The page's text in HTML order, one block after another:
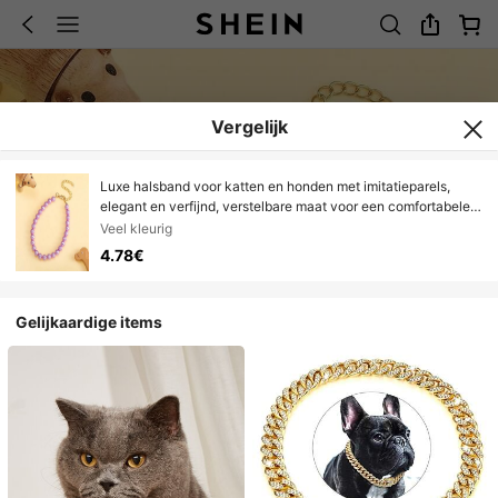
Vergelijk
Luxe halsband voor katten en honden met imitatieparels,
elegant en verfijnd, verstelbare maat voor een comfortabele
pasvorm, modieus en duurzaam zonder de vacht te
beschadigen, huisdierhalsband
Veel kleurig
4.78€
Gelijkaardige items